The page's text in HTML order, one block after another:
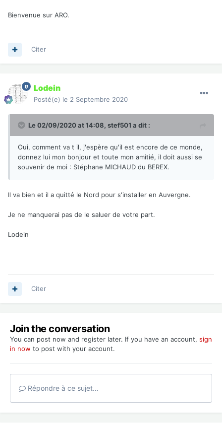
Bienvenue sur ARO.
Citer
Lodein
Posté(e) le 2 Septembre 2020
Le 02/09/2020 at 14:08, stef501 a dit :
Oui, comment va t il, j'espère qu'il est encore de ce monde,
donnez lui mon bonjour et toute mon amitié, il doit aussi se
souvenir de moi : Stéphane MICHAUD du BEREX.
Il va bien et il a quitté le Nord pour s'installer en Auvergne.
Je ne manquerai pas de le saluer de votre part.
Lodein
Citer
Join the conversation
You can post now and register later. If you have an account, sign
in now to post with your account.
Répondre à ce sujet…